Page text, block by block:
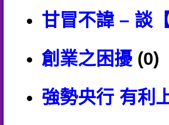
甘冒不諱 – 談
創業之困擾 (0)
強勢央行 有利